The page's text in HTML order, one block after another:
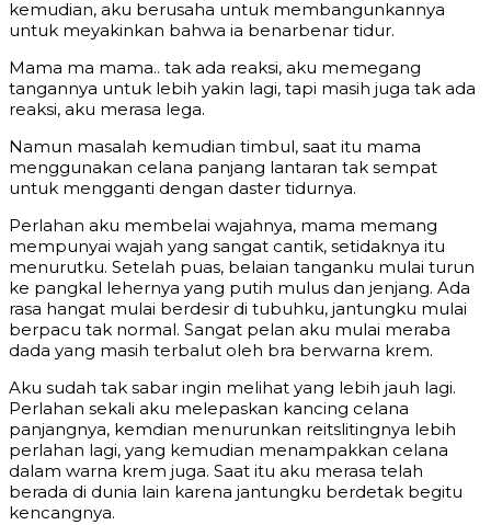
kemudian, aku berusaha untuk membangunkannya
untuk meyakinkan bahwa ia benarbenar tidur.
Mama ma mama.. tak ada reaksi, aku memegang
tangannya untuk lebih yakin lagi, tapi masih juga tak ada
reaksi, aku merasa lega.
Namun masalah kemudian timbul, saat itu mama
menggunakan celana panjang lantaran tak sempat
untuk mengganti dengan daster tidurnya.
Perlahan aku membelai wajahnya, mama memang
mempunyai wajah yang sangat cantik, setidaknya itu
menurutku. Setelah puas, belaian tanganku mulai turun
ke pangkal lehernya yang putih mulus dan jenjang. Ada
rasa hangat mulai berdesir di tubuhku, jantungku mulai
berpacu tak normal. Sangat pelan aku mulai meraba
dada yang masih terbalut oleh bra berwarna krem.
Aku sudah tak sabar ingin melihat yang lebih jauh lagi.
Perlahan sekali aku melepaskan kancing celana
panjangnya, kemdian menurunkan reitslitingnya lebih
perlahan lagi, yang kemudian menampakkan celana
dalam warna krem juga. Saat itu aku merasa telah
berada di dunia lain karena jantungku berdetak begitu
kencangnya.